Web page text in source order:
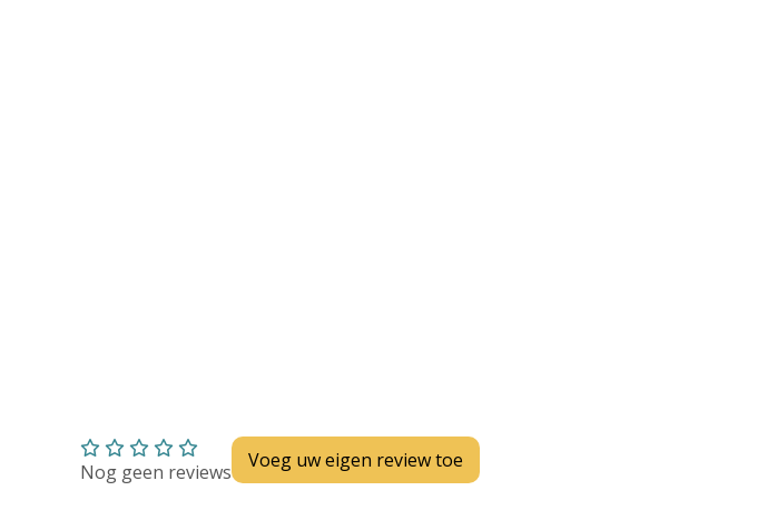
Nog geen reviews Voeg uw eigen review toe